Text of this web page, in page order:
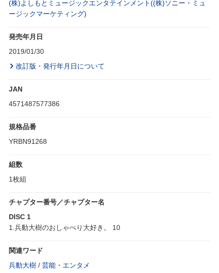
(株)よしもとミュージックエンタテインメント((株)ソニー・ミュ
ージックマーケティング)
発売年月日
2019/01/30
改訂版・発行年月日について
JAN
4571487577386
規格品番
YRBN91268
組数
1枚組
チャプター番号／チャプター名
DISC 1
1.兵動大樹のおしゃべり大好き。 10
関連ワード
兵動大樹 / 芸能・エンタメ